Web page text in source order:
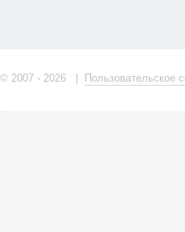
© 2007 - 2026 | Пользовательское